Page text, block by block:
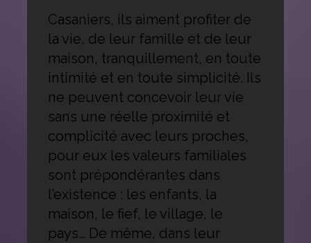
Casaniers, ils aiment profiter de
la vie, de leur famille et de leur
maison, tranquillement, en toute
intimité et en toute simplicité. Ils
ne peuvent concevoir leur vie
sans une réelle proximité et
complicité avec leurs proches,
pour eux les valeurs familiales
sont prépondérantes dans
l’existence : les enfants, la
maison, le fief, le village, le
pays… De même, dans leur